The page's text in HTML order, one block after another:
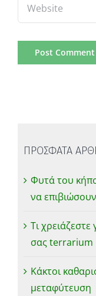
ΠΡΟΣΦΑΤΑ
Φυτά του
να επιβιώσουν
Τι
σας terrarium
Κάκτοι
μεταφύτευση